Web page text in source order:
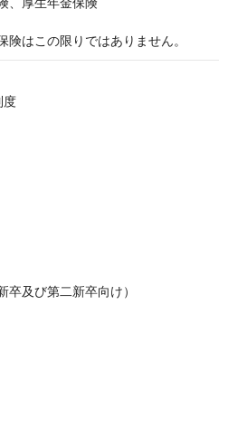
、厚生年金保険
はこの限りではありません。
度
卒及び第二新卒向け）